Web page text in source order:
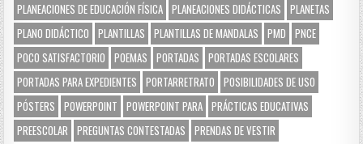
PLANEACIONES DE EDUCACIÓN FÍSICA PLANEACIONES DIDÁCTICAS
PLANETAS
PLANO DIDÁCTICO
PLANTILLAS PLANTILLAS DE MANDALAS PMD
PNCE
POCO SATISFACTORIO
POEMAS PORTADAS
PORTADAS ESCOLARES
PORTADAS PARA EXPEDIENTES
PORTARRETRATO
POSIBILIDADES DE USO
PÓSTERS
POWERPOINT POWERPOINT PARA PRÁCTICAS EDUCATIVAS
PREESCOLAR
PREGUNTAS CONTESTADAS
PRENDAS DE VESTIR